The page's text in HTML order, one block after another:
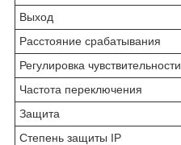
Выход
Расстояние срабатывания
Регулировка чувствительности
Частота переключения
Защита
Степень защиты IP